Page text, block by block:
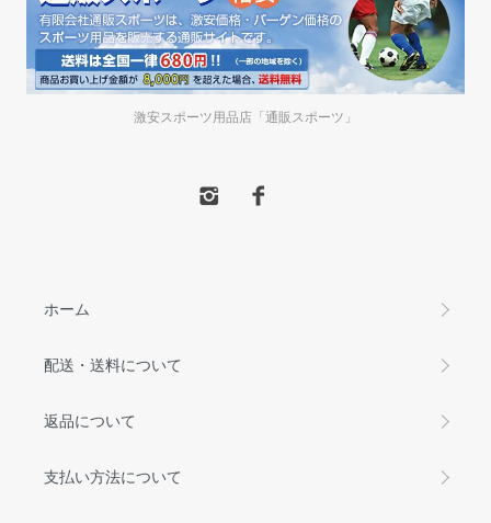
激安スポーツ用品店「通販スポーツ」
ホーム
配送・送料について
返品について
支払い方法について